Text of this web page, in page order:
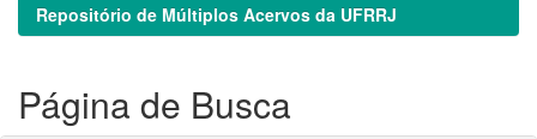
Repositório de Múltiplos Acervos da UFRRJ
Página de Busca